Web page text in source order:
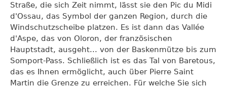
Straße, die sich Zeit nimmt, lässt sie den Pic du Midi
d'Ossau, das Symbol der ganzen Region, durch die
Windschutzscheibe platzen. Es ist dann das Vallée
d'Aspe, das von Oloron, der französischen
Hauptstadt, ausgeht... von der Baskenmütze bis zum
Somport-Pass. Schließlich ist es das Tal von Baretous,
das es Ihnen ermöglicht, auch über Pierre Saint
Martin die Grenze zu erreichen. Für welche Sie sich